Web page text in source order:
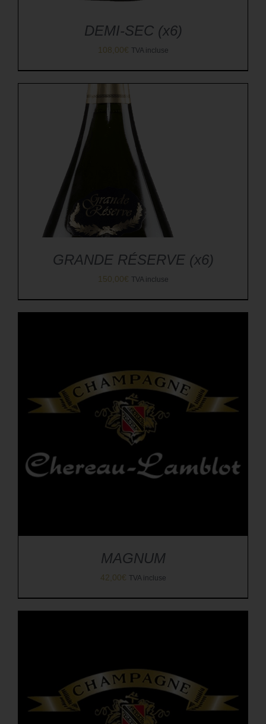
DEMI-SEC (x6)
108,00€ TVA incluse
GRANDE RÉSERVE (x6)
150,00€ TVA incluse
MAGNUM
42,00€ TVA incluse